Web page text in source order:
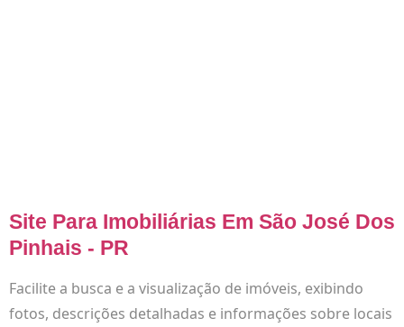
Site Para Imobiliárias Em São José Dos
Pinhais - PR
Facilite a busca e a visualização de imóveis, exibindo
fotos, descrições detalhadas e informações sobre locais